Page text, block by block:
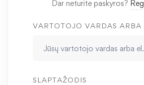
Dar neturite paskyros?
VARTOTOJO VARDAS ARBA
SLAPTAŽODIS